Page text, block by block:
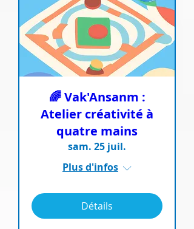
🌈 Vak'Ansanm :
Atelier créativité à
quatre mains
sam. 25 juil.
Plus d'infos
Détails